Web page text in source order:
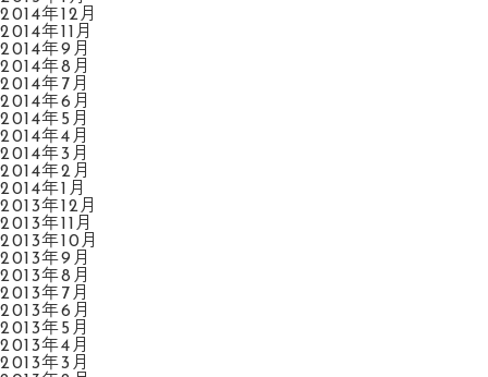
2014年12月
2014年11月
2014年9月
2014年8月
2014年7月
2014年6月
2014年5月
2014年4月
2014年3月
2014年2月
2014年1月
2013年12月
2013年11月
2013年10月
2013年9月
2013年8月
2013年7月
2013年6月
2013年5月
2013年4月
2013年3月